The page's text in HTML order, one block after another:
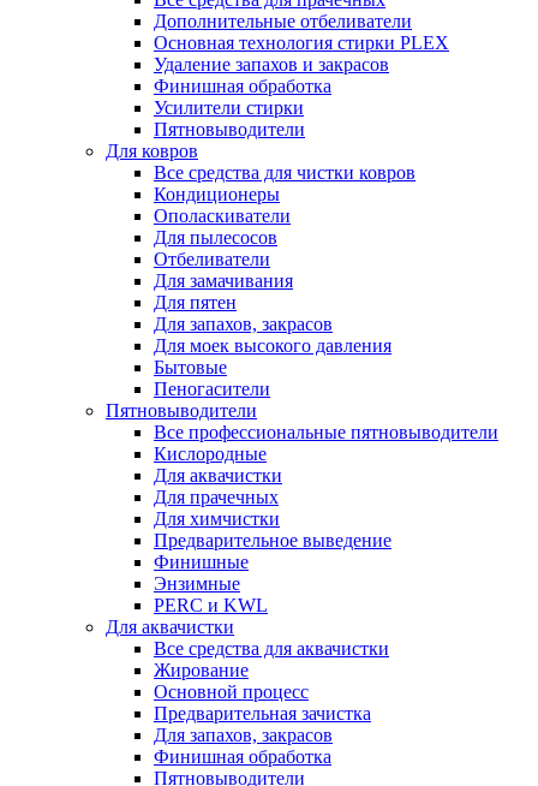
Дополнительные отбеливатели
Основная технология стирки PLEX
Удаление запахов и закрасов
Финишная обработка
Усилители стирки
Пятновыводители
Для ковров
Все средства для чистки ковров
Кондиционеры
Ополаскиватели
Для пылесосов
Отбеливатели
Для замачивания
Для пятен
Для запахов, закрасов
Для моек высокого давления
Бытовые
Пеногасители
Пятновыводители
Все профессиональные пятновыводители
Кислородные
Для аквачистки
Для прачечных
Для химчистки
Предварительное выведение
Финишные
Энзимные
PERC и KWL
Для аквачистки
Все средства для аквачистки
Жирование
Основной процесс
Предварительная зачистка
Для запахов, закрасов
Финишная обработка
Пятновыводители